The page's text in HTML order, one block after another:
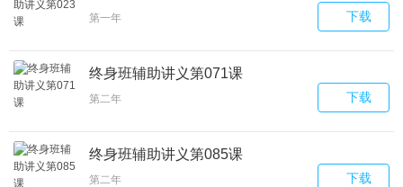
第一年 下载
终身班辅助讲义第071课
第二年 下载
终身班辅助讲义第085课
第二年 下载